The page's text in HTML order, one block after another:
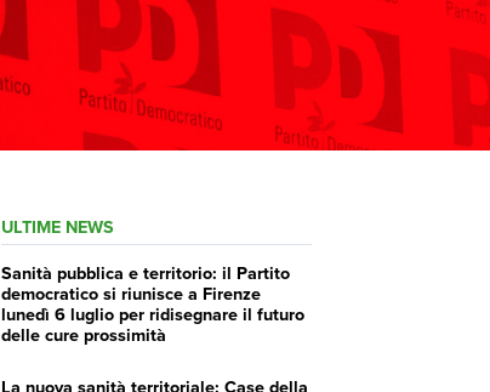
ULTIME NEWS
Sanità pubblica e territorio: il Partito
democratico si riunisce a Firenze
lunedì 6 luglio per ridisegnare il futuro
delle cure prossimità